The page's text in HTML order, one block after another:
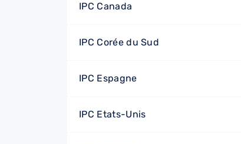
IPC Canada
IPC Corée du Sud
IPC Espagne
IPC Etats-Unis